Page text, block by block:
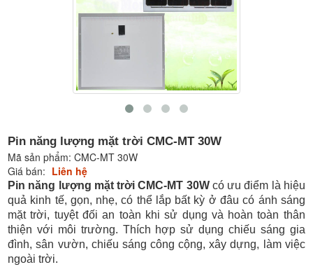
Pin năng lượng mặt trời CMC-MT 30W
Mã sản phẩm:CMC-MT 30W
Giá bán: Liên hệ
Pin năng lượng mặt trời CMC-MT 30Wcó ưu điểm là hiệu
quả kinh tế, gọn, nhẹ, có thể lắp bất kỳ ở đâu có ánh sáng
mặt trời, tuyệt đối an toàn khi sử dụng và hoàn toàn thân
thiện với môi trường. Thích hợp sử dụng chiếu sáng gia
đình, sân vườn, chiếu sáng công cộng, xây dựng, làm việc
ngoài trời.